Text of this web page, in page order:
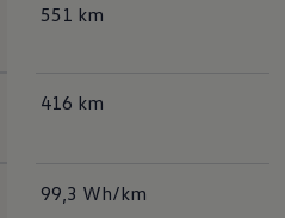
551 km
416 km
99,3 Wh/km